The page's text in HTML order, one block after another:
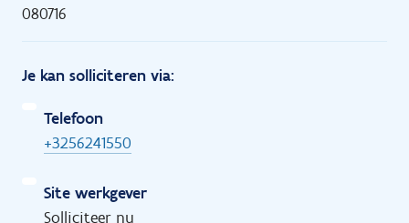
080716
Je kan solliciteren via:
Telefoon
+3256241550
Site werkgever
Solliciteer nu